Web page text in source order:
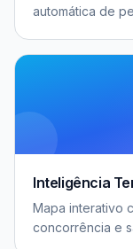
automática de
Inteligência
Mapa interativo
concorrência e